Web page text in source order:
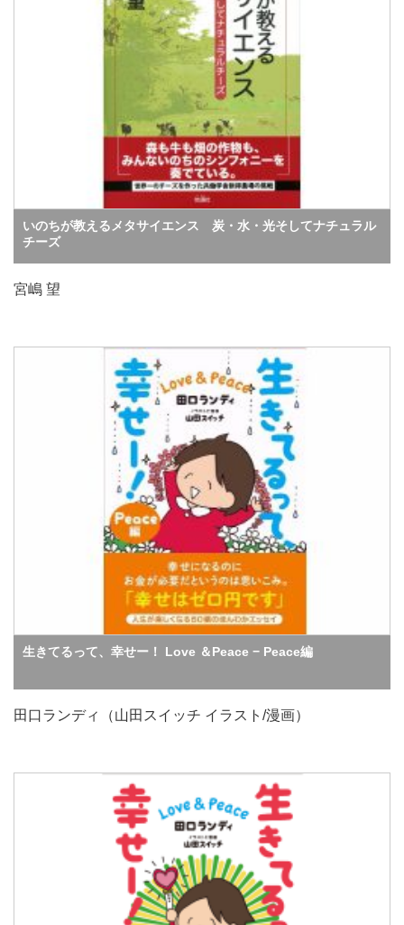
いのちが教えるメタサイエンス 炭・水・光そしてナチュラル
チーズ
宮嶋 望
生きてるって、幸せー！ Love ＆Peace − Peace編
田口ランディ（山田スイッチ イラスト/漫画）